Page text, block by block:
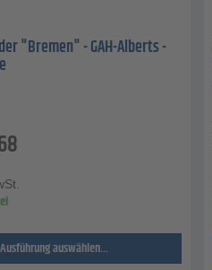
"Bremen" - GAH-Alberts -
Ausführung auswählen...